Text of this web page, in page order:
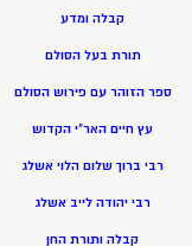
קבלה ומדע
תורת בעל הסולם
ספר הזוהר עם פירוש הסולם
עץ חיים האר”י הקדוש
רבי ברוך שלום הלוי אשלג
רבי יהודה לייב אשלג
קבלה ותורת החן